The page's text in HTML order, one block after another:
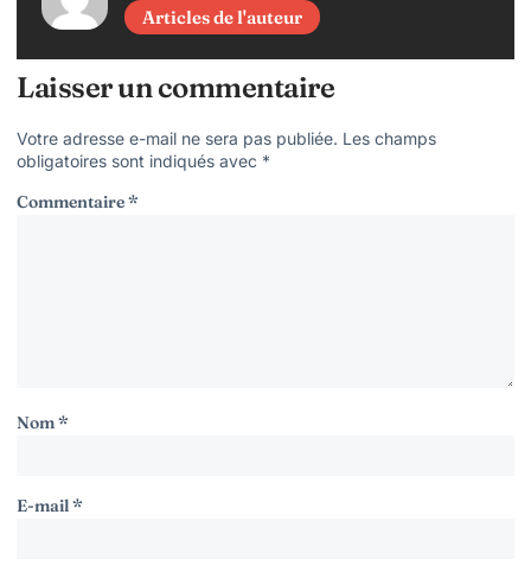
Articles de l'auteur
Laisser un commentaire
Votre adresse e-mail ne sera pas publiée. Les champs
obligatoires sont indiqués avec *
Commentaire*
Nom*
E-mail*